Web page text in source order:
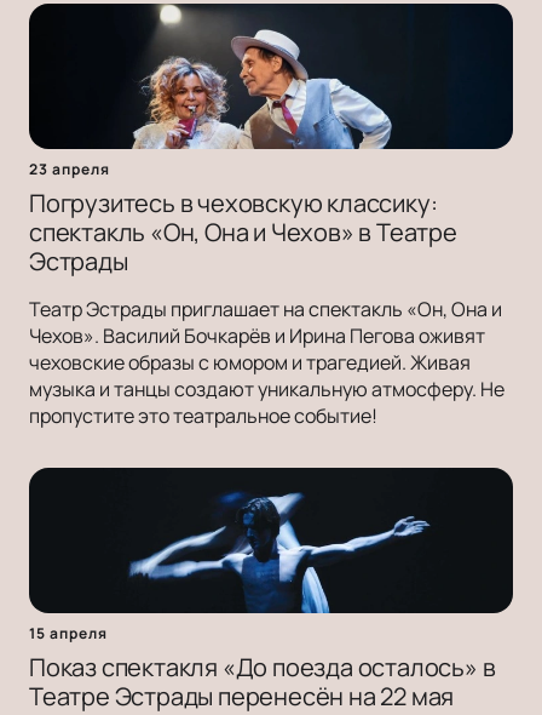
23 апреля
Погрузитесь в чеховскую классику:
спектакль «Он, Она и Чехов» в Театре
Эстрады
Театр Эстрады приглашает на спектакль «Он, Она и
Чехов». Василий Бочкарёв и Ирина Пегова оживят
чеховские образы с юмором и трагедией. Живая
музыка и танцы создают уникальную атмосферу. Не
пропустите это театральное событие!
15 апреля
Показ спектакля «До поезда осталось» в
Театре Эстрады перенесён на 22 мая